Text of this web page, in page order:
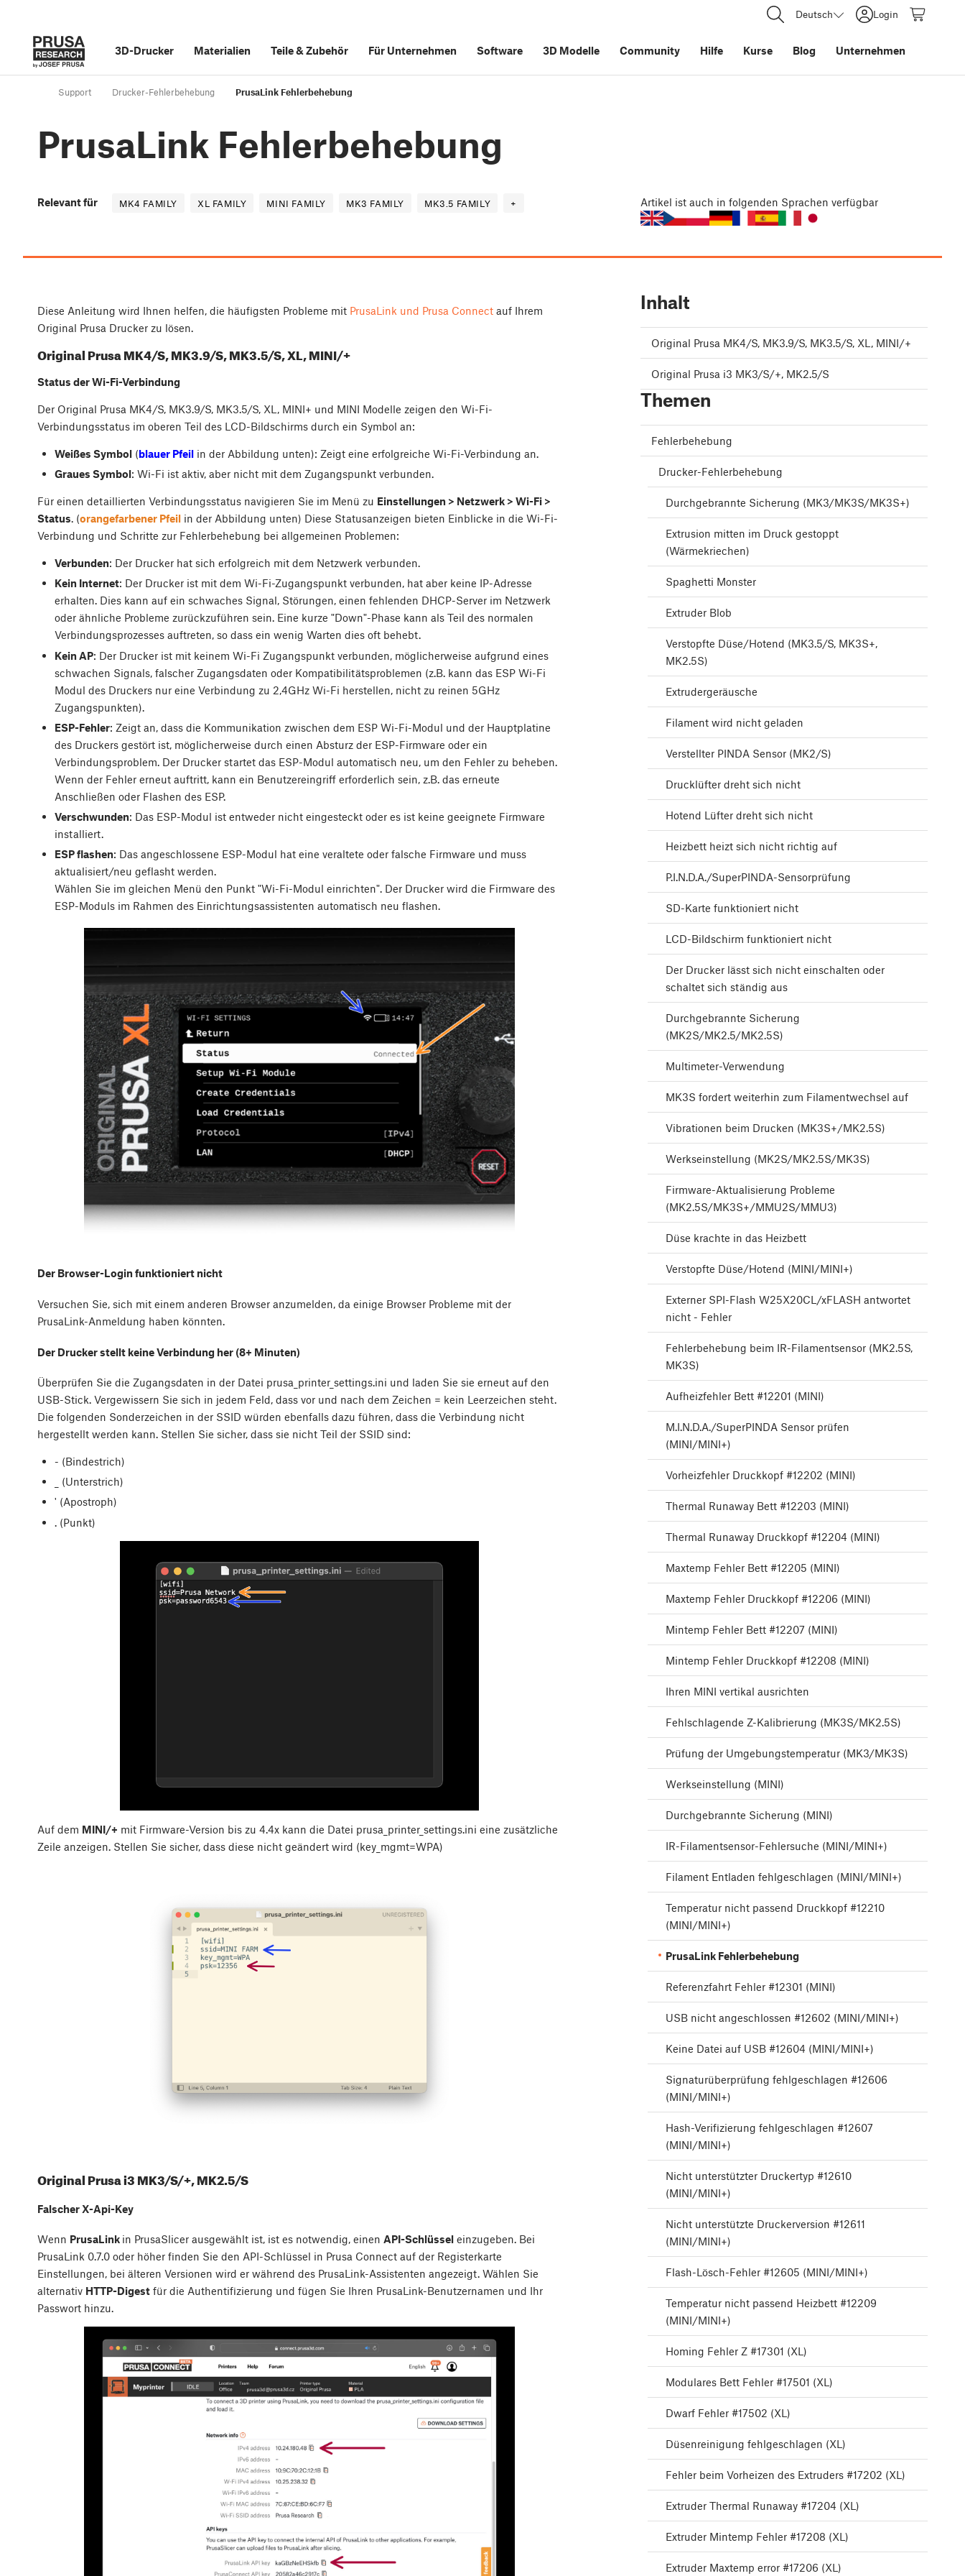
Deutsch Login
3D-Drucker Materialien Teile&Zubehör Für Unternehmen Software 3D Modelle Community Hilfe Kurse Blog Unternehmen
Support Drucker-Fehlerbehebung PrusaLink Fehlerbehebung
PrusaLink Fehlerbehebung
Relevant für MK4 FAMILY XL FAMILY MINI FAMILY MK3 FAMILY MK3.5 FAMILY + Artikel ist auch in folgenden Sprachen verfügbar
Diese Anleitung wird Ihnen helfen, die häufigsten Probleme mit PrusaLink und Prusa Connect auf Ihrem
Original Prusa Drucker zu lösen.
Original Prusa MK4/S, MK3.9/S, MK3.5/S, XL, MINI/+
Status der Wi-Fi-Verbindung
Der Original Prusa MK4/S, MK3.9/S, MK3.5/S, XL, MINI+ und MINI Modelle zeigen den Wi-Fi-
Verbindungsstatus im oberen Teil des LCD-Bildschirms durch ein Symbol an:
Weißes Symbol(blauer Pfeilin der Abbildung unten): Zeigt eine erfolgreiche Wi-Fi-Verbindung an.
Graues Symbol: Wi-Fi ist aktiv, aber nicht mit dem Zugangspunkt verbunden.
Für einen detaillierten Verbindungsstatus navigieren Sie im Menü zu Einstellungen > Netzwerk > Wi-Fi >
Status. (orangefarbener Pfeil in der Abbildung unten) Diese Statusanzeigen bieten Einblicke in die Wi-Fi-
Verbindung und Schritte zur Fehlerbehebung bei allgemeinen Problemen:
Verbunden: Der Drucker hat sich erfolgreich mit dem Netzwerk verbunden.
Kein Internet: Der Drucker ist mit dem Wi-Fi-Zugangspunkt verbunden, hat aber keine IP-Adresse
erhalten. Dies kann auf ein schwaches Signal, Störungen, einen fehlenden DHCP-Server im Netzwerk
oder ähnliche Probleme zurückzuführen sein. Eine kurze "Down"-Phase kann als Teil des normalen
Verbindungsprozesses auftreten, so dass ein wenig Warten dies oft behebt.
Kein AP: Der Drucker ist mit keinem Wi-Fi Zugangspunkt verbunden, möglicherweise aufgrund eines
schwachen Signals, falscher Zugangsdaten oder Kompatibilitätsproblemen (z.B. kann das ESP Wi-Fi
Modul des Druckers nur eine Verbindung zu 2,4GHz Wi-Fi herstellen, nicht zu reinen 5GHz
Zugangspunkten).
ESP-Fehler: Zeigt an, dass die Kommunikation zwischen dem ESP Wi-Fi-Modul und der Hauptplatine
des Druckers gestört ist, möglicherweise durch einen Absturz der ESP-Firmware oder ein
Verbindungsproblem. Der Drucker startet das ESP-Modul automatisch neu, um den Fehler zu beheben.
Wenn der Fehler erneut auftritt, kann ein Benutzereingriff erforderlich sein, z.B. das erneute
Anschließen oder Flashen des ESP.
Verschwunden: Das ESP-Modul ist entweder nicht eingesteckt oder es ist keine geeignete Firmware
installiert.
ESP flashen: Das angeschlossene ESP-Modul hat eine veraltete oder falsche Firmware und muss
aktualisiert/neu geflasht werden.
Wählen Sie im gleichen Menü den Punkt "Wi-Fi-Modul einrichten". Der Drucker wird die Firmware des
ESP-Moduls im Rahmen des Einrichtungsassistenten automatisch neu flashen.
Der Browser-Login funktioniert nicht
Versuchen Sie, sich mit einem anderen Browser anzumelden, da einige Browser Probleme mit der
PrusaLink-Anmeldung haben könnten.
Der Drucker stellt keine Verbindung her (8+ Minuten)
Überprüfen Sie die Zugangsdaten in der Datei prusa_printer_settings.ini und laden Sie sie erneut auf den
USB-Stick. Vergewissern Sie sich in jedem Feld, dass vor und nach dem Zeichen = kein Leerzeichen steht.
Die folgenden Sonderzeichen in der SSID würden ebenfalls dazu führen, dass die Verbindung nicht
hergestellt werden kann. Stellen Sie sicher, dass sie nicht Teil der SSID sind:
- (Bindestrich)
_ (Unterstrich)
' (Apostroph)
. (Punkt)
Auf dem MINI/+ mit Firmware-Version bis zu 4.4x kann die Datei prusa_printer_settings.ini eine zusätzliche
Zeile anzeigen. Stellen Sie sicher, dass diese nicht geändert wird (key_mgmt=WPA)
Original Prusa i3 MK3/S/+, MK2.5/S
Falscher X-Api-Key
Wenn PrusaLink in PrusaSlicer ausgewählt ist, ist es notwendig, einen API-Schlüssel einzugeben. Bei
PrusaLink 0.7.0 oder höher finden Sie den API-Schlüssel in Prusa Connect auf der Registerkarte
Einstellungen, bei älteren Versionen wird er während des PrusaLink-Assistenten angezeigt. Wählen Sie
alternativ HTTP-Digest für die Authentifizierung und fügen Sie Ihren PrusaLink-Benutzernamen und Ihr
Passwort hinzu.
Inhalt
Original Prusa MK4/S, MK3.9/S, MK3.5/S, XL, MINI/+
Original Prusa i3 MK3/S/+, MK2.5/S
Themen
Fehlerbehebung
Drucker-Fehlerbehebung
Durchgebrannte Sicherung (MK3/MK3S/MK3S+)
Extrusion mitten im Druck gestoppt
(Wärmekriechen)
Spaghetti Monster
Extruder Blob
Verstopfte Düse/Hotend (MK3.5/S, MK3S+,
MK2.5S)
Extrudergeräusche
Filament wird nicht geladen
Verstellter PINDA Sensor (MK2/S)
Drucklüfter dreht sich nicht
Hotend Lüfter dreht sich nicht
Heizbett heizt sich nicht richtig auf
P.I.N.D.A./SuperPINDA-Sensorprüfung
SD-Karte funktioniert nicht
LCD-Bildschirm funktioniert nicht
Der Drucker lässt sich nicht einschalten oder
schaltet sich ständig aus
Durchgebrannte Sicherung
(MK2S/MK2.5/MK2.5S)
Multimeter-Verwendung
MK3S fordert weiterhin zum Filamentwechsel auf
Vibrationen beim Drucken (MK3S+/MK2.5S)
Werkseinstellung (MK2S/MK2.5S/MK3S)
Firmware-Aktualisierung Probleme
(MK2.5S/MK3S+/MMU2S/MMU3)
Düse krachte in das Heizbett
Verstopfte Düse/Hotend (MINI/MINI+)
Externer SPI-Flash W25X20CL/xFLASH antwortet
nicht - Fehler
Fehlerbehebung beim IR-Filamentsensor (MK2.5S,
MK3S)
Aufheizfehler Bett #12201 (MINI)
M.I.N.D.A./SuperPINDA Sensor prüfen
(MINI/MINI+)
Vorheizfehler Druckkopf #12202 (MINI)
Thermal Runaway Bett #12203 (MINI)
Thermal Runaway Druckkopf #12204 (MINI)
Maxtemp Fehler Bett #12205 (MINI)
Maxtemp Fehler Druckkopf #12206 (MINI)
Mintemp Fehler Bett #12207 (MINI)
Mintemp Fehler Druckkopf #12208 (MINI)
Ihren MINI vertikal ausrichten
Fehlschlagende Z-Kalibrierung (MK3S/MK2.5S)
Prüfung der Umgebungstemperatur (MK3/MK3S)
Werkseinstellung (MINI)
Durchgebrannte Sicherung (MINI)
IR-Filamentsensor-Fehlersuche (MINI/MINI+)
Filament Entladen fehlgeschlagen (MINI/MINI+)
Temperatur nicht passend Druckkopf #12210
(MINI/MINI+)
PrusaLink Fehlerbehebung
Referenzfahrt Fehler #12301 (MINI)
USB nicht angeschlossen #12602 (MINI/MINI+)
Keine Datei auf USB #12604 (MINI/MINI+)
Signaturüberprüfung fehlgeschlagen #12606
(MINI/MINI+)
Hash-Verifizierung fehlgeschlagen #12607
(MINI/MINI+)
Nicht unterstützter Druckertyp #12610
(MINI/MINI+)
Nicht unterstützte Druckerversion #12611
(MINI/MINI+)
Flash-Lösch-Fehler #12605 (MINI/MINI+)
Temperatur nicht passend Heizbett #12209
(MINI/MINI+)
Homing Fehler Z #17301 (XL)
Modulares Bett Fehler #17501 (XL)
Dwarf Fehler #17502 (XL)
Düsenreinigung fehlgeschlagen (XL)
Fehler beim Vorheizen des Extruders #17202 (XL)
Extruder Thermal Runaway #17204 (XL)
Extruder Mintemp Fehler #17208 (XL)
Extruder Maxtemp error #17206 (XL)